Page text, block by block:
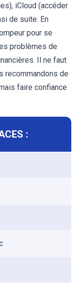
iCloud (accéder
de suite. En
pour se
problèmes de
Il ne faut
recommandons de
faire confiance
: